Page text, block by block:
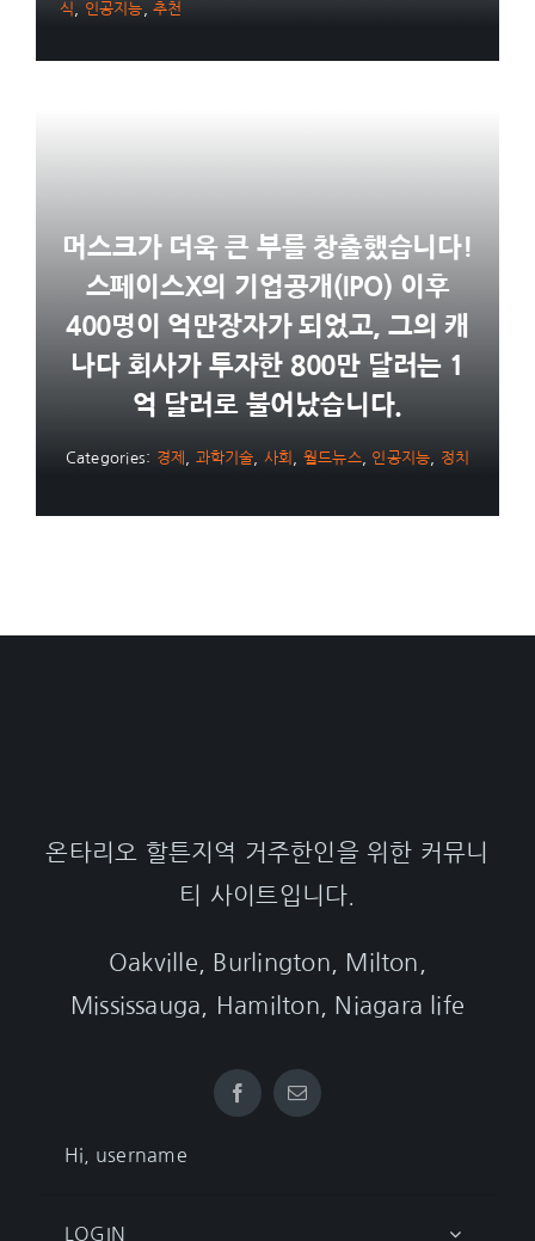
식
인공지능 ,추천
머스크가 더욱 큰 부를 창출했습니다!
스페이스X의 기업공개(IPO) 이후
400명이 억만장자가 되었고, 그의 캐
나다 회사가 투자한 800만 달러는 1
억 달러로 불어났습니다.
Categories: 경제 과학기술 사회 월드뉴스, 인공지능 정치
온타리오 할튼지역 거주한인을 위한 커뮤니
티 사이트입니다.
Oakville, Burlington, Milton,
Mississauga, Hamilton, Niagara life
Hi, username
LOGIN